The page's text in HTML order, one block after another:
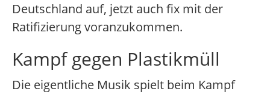
Deutschland auf, jetzt auch fix mit der
Ratifizierung voranzukommen.
Kampf gegen Plastikmüll
Die eigentliche Musik spielt beim Kampf